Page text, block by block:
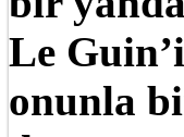
Le
onunla